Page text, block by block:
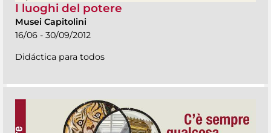
I luoghi del potere
Musei Capitolini
16/06 - 30/09/2012
Didáctica para todos